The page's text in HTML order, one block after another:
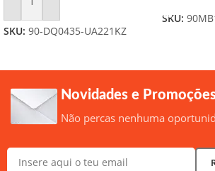
Adicionar
SKU: 90-DQ0435-UA221KZ
SKU:
Novidades e
Não percas nenhuma